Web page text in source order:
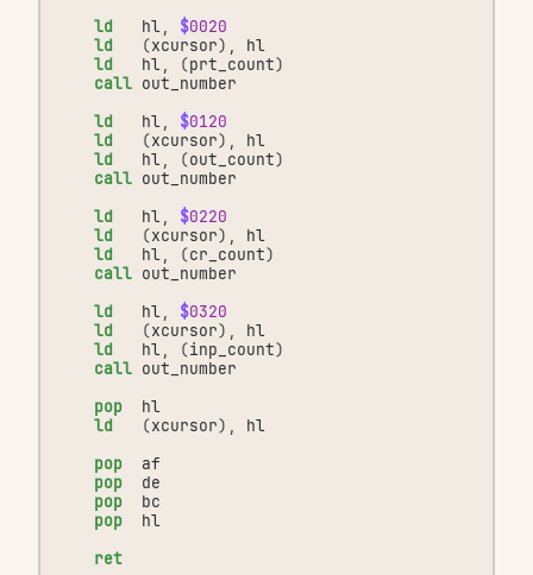
ld
hl, $0020
ld
(xcursor),
hl
ld
hl, (prt_count)
call out_number
ld
hl, $0120
ld
(xcursor),
hl
ld
hl, (out_count)
call out_number
ld
hl, $0220
ld
(xcursor),
hl
ld
hl, (cr_count)
call out_number
ld
hl, $0320
ld
(xcursor),
hl
ld
hl, (inp_count)
call out_number
pop
hl
ld
(xcursor),
hl
pop
af
pop
de
pop
bc
pop
hl
ret